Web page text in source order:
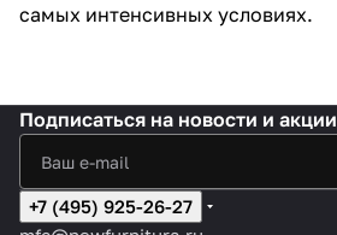
самых интенсивных условиях.
Подписаться на новости и акции
+7 (495) 925-26-27